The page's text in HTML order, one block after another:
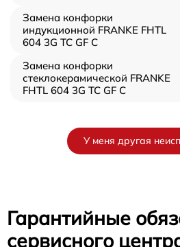
Замена конфорки
индукционной FRANKE FHTL
604 3G TC GF C
Замена конфорки
стеклокерамической FRANKE
FHTL 604 3G TC GF C
У меня другая
Гарантийные
сервисного